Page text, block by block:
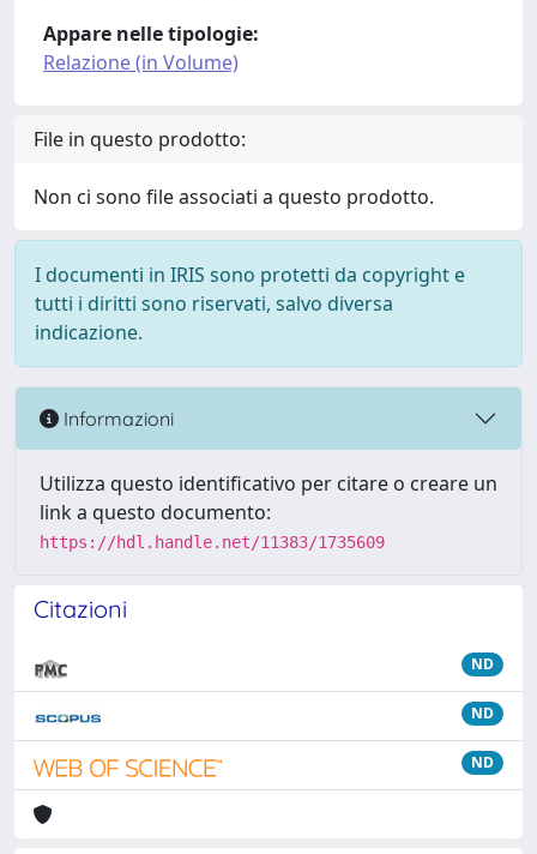
Appare nelle tipologie:
Relazione (in Volume)
File in questo prodotto:
Non ci sono file associati a questo prodotto.
I documenti in IRIS sono protetti da copyright e
tutti i diritti sono riservati, salvo diversa
indicazione.
Informazioni
Utilizza questo identificativo per citare o creare un
link a questo documento:
https://hdl.handle.net/11383/1735609
Citazioni
ND
ND
ND